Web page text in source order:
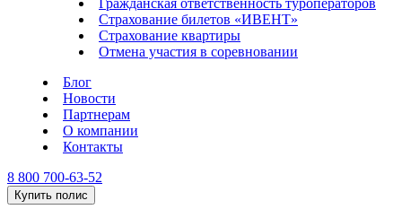
Гражданская ответственность туроператоров
Страхование билетов «ИВЕНТ»
Страхование квартиры
Отмена участия в соревновании
Блог
Новости
Партнерам
О компании
Контакты
8 800 700-63-52
Купить полис